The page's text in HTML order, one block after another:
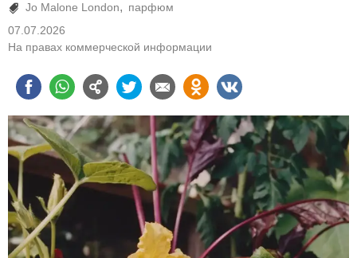
Jo Malone London
парфюм
07.07.2026
На правах коммерческой информации